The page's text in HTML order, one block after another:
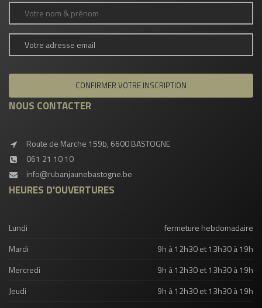
NOUS CONTACTER
Route de Marche 159b, 6600 BASTOGNE
061 21 10 10
info@rubanjaunebastogne.be
HEURES D'OUVERTURES
Lundi
fermeture hebdomadaire
Mardi
9h à 12h30 et 13h30 à 19h
Mercredi
9h à 12h30 et 13h30 à 19h
Jeudi
9h à 12h30 et 13h30 à 19h